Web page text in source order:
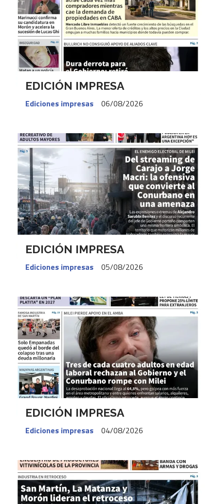
EDICIÓN IMPRESA
Ediciones impresas 06/08/2026
EDICIÓN IMPRESA
Ediciones impresas 05/08/2026
EDICIÓN IMPRESA
Ediciones impresas 04/08/2026